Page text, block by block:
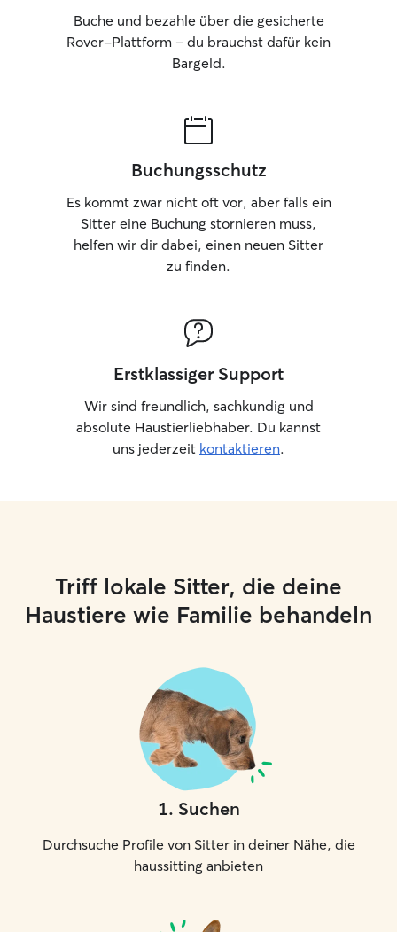
Buche und bezahle über die gesicherte
Rover-Plattform – du brauchst dafür kein
Bargeld.
Buchungsschutz
Es kommt zwar nicht oft vor, aber falls ein
Sitter eine Buchung stornieren muss,
helfen wir dir dabei, einen neuen Sitter
zu finden.
Erstklassiger Support
Wir sind freundlich, sachkundig und
absolute Haustierliebhaber. Du kannst
uns jederzeit kontaktieren.
Triff lokale Sitter, die deine
Haustiere wie Familie behandeln
1. Suchen
Durchsuche Profile von Sitter in deiner Nähe, die
haussitting anbieten